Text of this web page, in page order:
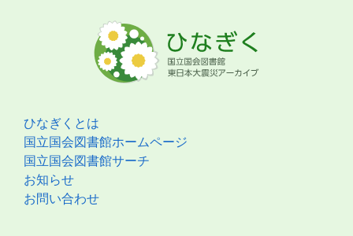
ひなぎくとは
国立国会図書館ホームページ
国立国会図書館サーチ
お知らせ
お問い合わせ